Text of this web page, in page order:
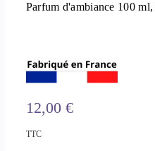
Parfum d'ambiance 100
12,00 €
TTC